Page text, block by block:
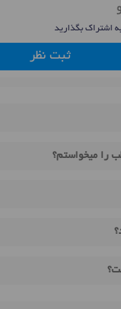
اشتراک بگذارید
ثبت نظر
را میخواستم؟